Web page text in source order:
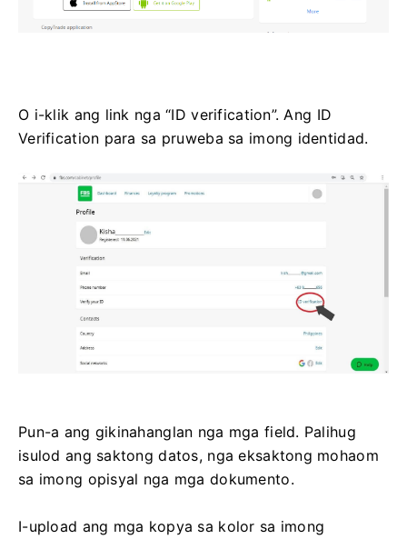
O i-klik ang link nga “ID verification”. Ang ID
Verification para sa pruweba sa imong identidad.
Pun-a ang gikinahanglan nga mga field. Palihug
isulod ang saktong datos, nga eksaktong mohaom
sa imong opisyal nga mga dokumento.
I-upload ang mga kopya sa kolor sa imong